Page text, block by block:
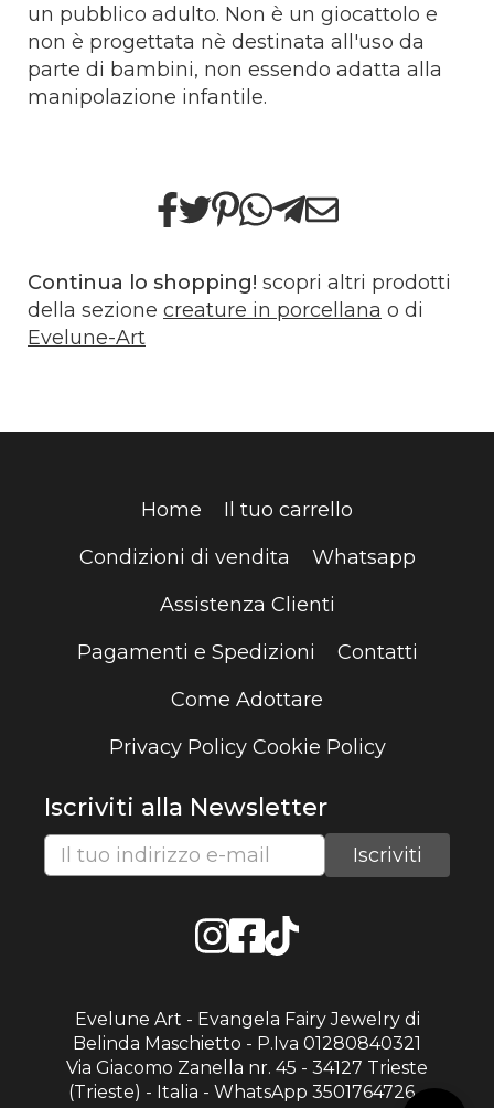
un pubblico adulto. Non è un giocattolo e
non è progettata nè destinata all'uso da
parte di bambini, non essendo adatta alla
manipolazione infantile.
Continua lo shopping! scopri altri prodotti
della sezione creature in porcellana o di
Evelune-Art
Home
Il tuo carrello
Condizioni di vendita
Whatsapp
Assistenza Clienti
Pagamenti e Spedizioni
Contatti
Come Adottare
Privacy Policy Cookie Policy
Iscriviti alla Newsletter
Evelune Art - Evangela Fairy Jewelry di
Belinda Maschietto - P.Iva 01280840321
Via Giacomo Zanella nr. 45 - 34127 Trieste
(Trieste) - Italia - WhatsApp 3501764726 -